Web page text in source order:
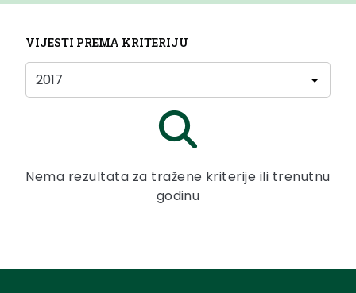
VIJESTI PREMA KRITERIJU
Nema rezultata za tražene kriterije ili trenutnu
godinu